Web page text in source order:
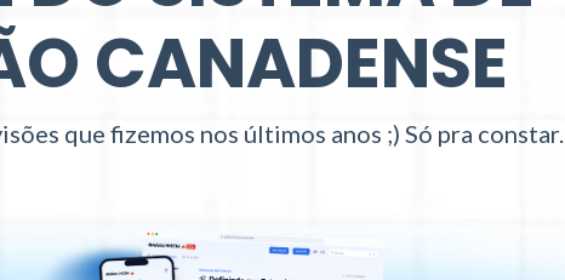
CANADENSE
que fizemos nos últimos anos ;) Só pra constar.